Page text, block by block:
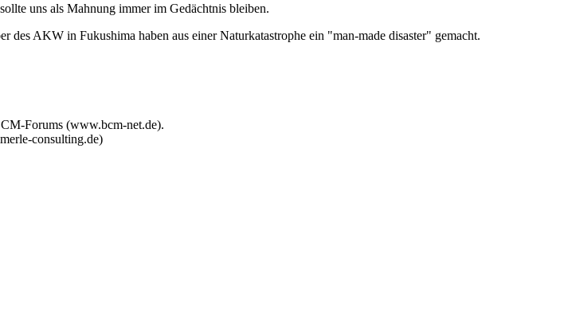
uns als Mahnung immer im Gedächtnis bleiben.
des AKW in Fukushima haben aus einer Naturkatastrophe ein "man-made disaster" gemacht.
Forums (www.bcm-net.de).
consulting.de)